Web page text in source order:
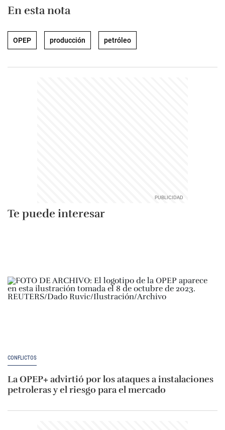
En esta nota
OPEP producción petróleo
Te puede interesar
CONFLICTOS
La OPEP+ advirtió por los ataques a instalaciones
petroleras y el riesgo para el mercado